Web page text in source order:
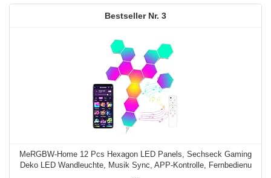
3
MeRGBW-Home 12 Pcs Hexagon LED Panels, Sechseck Gaming
Deko LED Wandleuchte, Musik Sync, APP-Kontrolle, Fernbedienu